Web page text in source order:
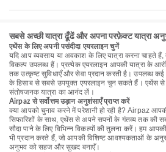
सबसे अच्छी यात्रा ढूँढें और अपना परफ़ेक्ट यात्रा
एथेंस के लिए अपनी पसंदीदा एयरलाइन चुनें
यदि आप व्यवसाय या अवकाश के लिए यात्रा करना चाहते
विकल्प उपलब्ध हैं। प्रत्येक एयरलाइन आपकी यात्रा के
तक उत्कृष्ट सुविधाएँ और सेवा प्रदान करती है। उपलब्ध
के हिसाब से सबसे उपयुक्त एयरलाइन चुन सकते हैं। एथेंस
संतोषजनक यात्रा का आनंद लें।
Airpaz से सर्वोत्तम उड़ान अनुशंसाएँ प्राप्त करें
क्या आपको चुनाव करने में परेशानी हो रही है? Airpaz
सिफारिशों के साथ, एथेंस से अपने सपनों के गंतव्य तक की
सौदा पाने के लिए विभिन्न विकल्पों की तुलना करें। हम
भी प्रदान करते हैं, जो आपकी विशिष्ट आवश्यकताओं के
अनुभव को सहज और सुखद बनाएँ।